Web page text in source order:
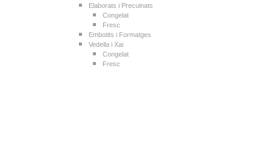
Elaborats i Precuinats
Congelat
Fresc
Embotits i Formatges
Vedella i Xai
Congelat
Fresc